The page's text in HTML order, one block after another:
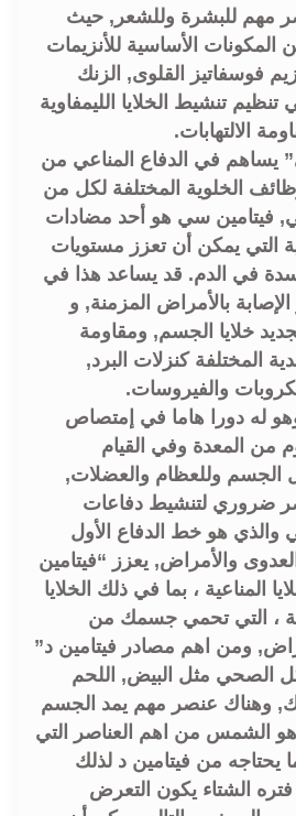
مهم للبشرة وللشعر, حيث
المكونات الأساسية للأنزيمات
فوسفاتيز القلوی, الزنك
تنشيط الخلايا الليمفاوية
الالتهابات.
يساهم في الدفاع المناعي من
الخلوية المختلفة لكل من
فيتامين سي هو أحد مضادات
التي يمكن أن تعزز مستويات
في الدم. قد يساعد هذا في
بالأمراض المزمنة, و
خلايا الجسم, ومقاومة
المختلفة كنزلات البرد,
والفيروسات.
له دورا هاما في إمتصاص
من المعدة وفي القيام
الجسم وللعظام والعضلات,
ضروري لتنشيط دفاعات
والذي هو خط الدفاع الأول
والأمراض, يعزز “فيتامين
المناعية ، بما في ذلك الخلايا
، التي تحمي جسمك من
ومن اهم مصادر فيتامين د”
الصحي مثل البيض, اللحم
وهناك عنصر مهم يمد الجسم
هو الشمس من اهم العناصر التي
يحتاجه من فيتامين د لذلك
الشتاء يكون التعرض